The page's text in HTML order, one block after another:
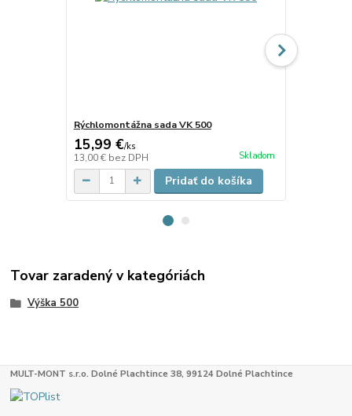
Rýchlomontážna sada VK 500
15,99 €/ks
13,00 € bez DPH Skladom
Pridať do košíka
Tovar zaradený v kategóriách
Výška 500
MULT-MONT s.r.o. Dolné Plachtince 38, 99124 Dolné Plachtince